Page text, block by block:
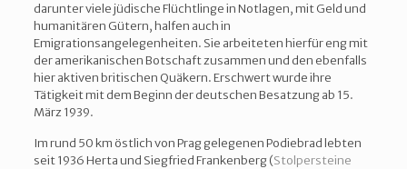
darunter viele jüdische Flüchtlinge in Notlagen, mit Geld und
humanitären Gütern, halfen auch in
Emigrationsangelegenheiten. Sie arbeiteten hierfür eng mit
der amerikanischen Botschaft zusammen und den ebenfalls
hier aktiven britischen Quäkern. Erschwert wurde ihre
Tätigkeit mit dem Beginn der deutschen Besatzung ab 15.
März 1939.
Im rund 50 km östlich von Prag gelegenen Podiebrad lebten
seit 1936 Herta und Siegfried Frankenberg (Stolpersteine